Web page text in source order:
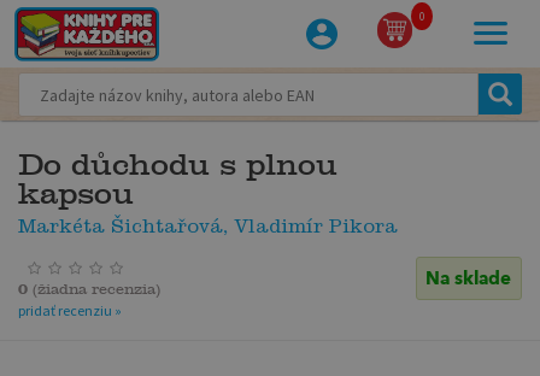
0
Do důchodu s plnou
kapsou
Markéta Šichtařová, Vladimír Pikora
Na sklade
0 (žiadna recenzia)
pridať recenziu »